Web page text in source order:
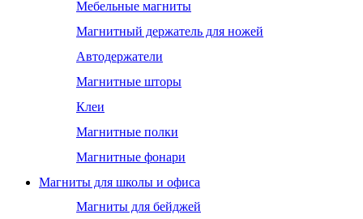
Мебельные магниты
Магнитный держатель для ножей
Автодержатели
Магнитные шторы
Клеи
Магнитные полки
Магнитные фонари
Магниты для школы и офиса
Магниты для бейджей